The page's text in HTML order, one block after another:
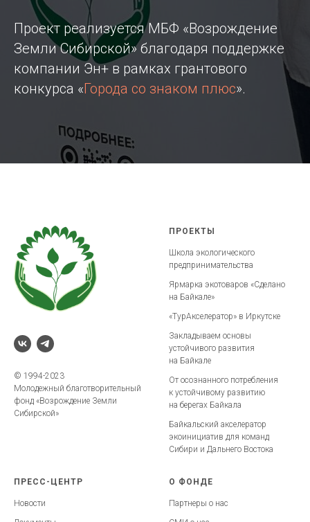
Проект реализуется МБФ «Возрождение
Земли Сибирской» благодаря поддержке
компании Эн+ в рамках грантового
конкурса «Города со знаком плюс».
© 1994-2023
Молодежный благотворительный
фонд «Возрождение Земли
Сибирской»
ПРОЕКТЫ
Школа экологического
предпринимательства
Ярмарка экотоваров «Сделано
на Байкале»
«ТурАкселератор» в Иркутске
Закладываем основы
устойчивого развития
на Байкале
От осознанного потребления
к устойчивому развитию
на берегах Байкала
Байкальский акселератор
экоинициатив для команд
Сибири и Дальнего Востока
ПРЕСС-ЦЕНТР
Новости
О ФОНДЕ
Партнеры о нас